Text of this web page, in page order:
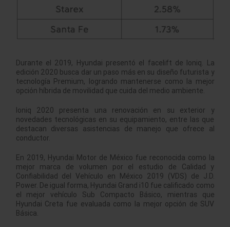
Durante el 2019, Hyundai presentó el facelift de Ioniq. La
edición 2020 busca dar un paso más en su diseño futurista y
tecnología Premium, logrando mantenerse como la mejor
opción híbrida de movilidad que cuida del medio ambiente.
Ioniq 2020 presenta una renovación en su exterior y
novedades tecnológicas en su equipamiento, entre las que
destacan diversas asistencias de manejo que ofrece al
conductor.
En 2019, Hyundai Motor de México fue reconocida como la
mejor marca de volumen por el estudio de Calidad y
Confiabilidad del Vehículo en México 2019 (VDS) de J.D.
Power. De igual forma, Hyundai Grand i10 fue calificado como
el mejor vehículo Sub Compacto Básico, mientras que
Hyundai Creta fue evaluada como la mejor opción de SUV
Básica.